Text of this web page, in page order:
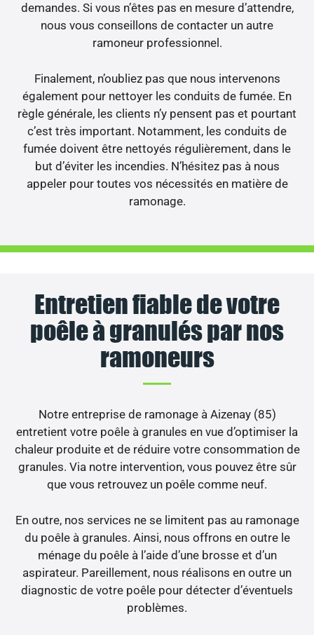
demandes. Si vous n’êtes pas en mesure d’attendre,
nous vous conseillons de contacter un autre
ramoneur professionnel.
Finalement, n’oubliez pas que nous intervenons
également pour nettoyer les conduits de fumée. En
règle générale, les clients n’y pensent pas et pourtant
c’est très important. Notamment, les conduits de
fumée doivent être nettoyés régulièrement, dans le
but d’éviter les incendies. N’hésitez pas à nous
appeler pour toutes vos nécessités en matière de
ramonage.
Entretien fiable de votre
poêle à granulés par nos
ramoneurs
Notre entreprise de ramonage à Aizenay (85)
entretient votre poêle à granules en vue d’optimiser la
chaleur produite et de réduire votre consommation de
granules. Via notre intervention, vous pouvez être sûr
que vous retrouvez un poêle comme neuf.
En outre, nos services ne se limitent pas au ramonage
du poêle à granules. Ainsi, nous offrons en outre le
ménage du poêle à l’aide d’une brosse et d’un
aspirateur. Pareillement, nous réalisons en outre un
diagnostic de votre poêle pour détecter d’éventuels
problèmes.